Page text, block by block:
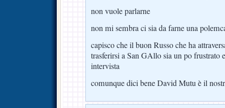
non vuole parlarne
non mi sembra ci sia da farne una
capisco che il buon Russo che ha
trasferirsi a San GAllo sia un po frustrato
intervista
comunque dici bene David Mutu è il